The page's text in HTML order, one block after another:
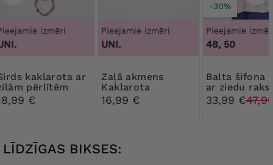
izmēri
ar
pērlītēm
€
Pieejamie izmēri
UNI.
Zaļā akmens
Kaklarota
16,99 €
-30%
Pieejamie
48, 50
Balta šifona tunika
ar ziedu
33,99 €
LĪDZĪGAS BIKSES: